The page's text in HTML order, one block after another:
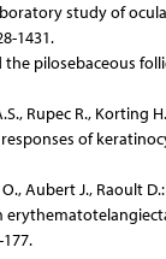
study of
1431.
the pilosebaceous
Rupec R., Korting
of
Aubert J., Raoult